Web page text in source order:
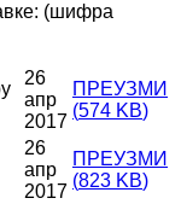
(шифра
26
апр
2017
ПРЕУЗМИ
(574 KB)
26
апр
2017
ПРЕУЗМИ
(823 KB)